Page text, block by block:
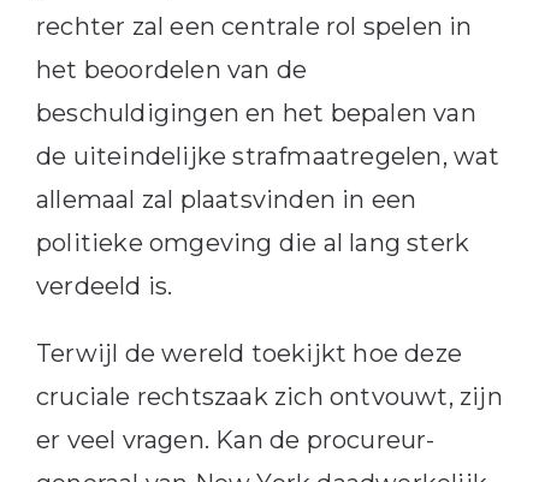
rechter zal een centrale rol spelen in
het beoordelen van de
beschuldigingen en het bepalen van
de uiteindelijke strafmaatregelen, wat
allemaal zal plaatsvinden in een
politieke omgeving die al lang sterk
verdeeld is.
Terwijl de wereld toekijkt hoe deze
cruciale rechtszaak zich ontvouwt, zijn
er veel vragen. Kan de procureur-